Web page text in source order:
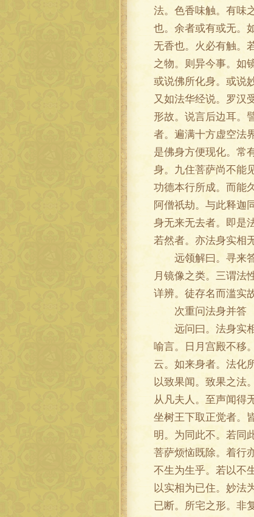
法。色香味触。有味
也。余者或有或无。
无香也。火必有触。
之物。则异今事。如
或说佛所化身。或说
又如法华经说。罗汉
形故。说言后边耳。
者。遍满十方虚空法
是佛身方便现化。常
身。九住菩萨尚不能
功德本行所成。而能
阿僧祇劫。与此释迦
身无来无去者。即是
若然者。亦法身实相
远领解曰。寻来答
月镜像之类。三谓法
详辨。徒存名而滥实
次重问法身并答
远问曰。法身实相
喻言。日月宫殿不移
云。如来身者。法化
以致果闻。致果之法
从凡夫人。至声闻得
坐树王下取正觉者。
明。为同此不。若同
菩萨烦恼既除。着行
不生为生乎。若以不
以实相为已住。妙法
已断。所宅之形。非